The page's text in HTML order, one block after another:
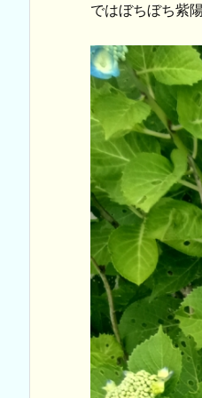
ではぼちぼち紫